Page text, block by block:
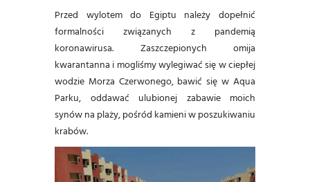
Przed wylotem do Egiptu należy dopełnić
formalności związanych z pandemią
koronawirusa. Zaszczepionych omija
kwarantanna i mogliśmy wylegiwać się w ciepłej
wodzie Morza Czerwonego, bawić się w Aqua
Parku, oddawać ulubionej zabawie moich
synów na plaży, pośród kamieni w poszukiwaniu
krabów.